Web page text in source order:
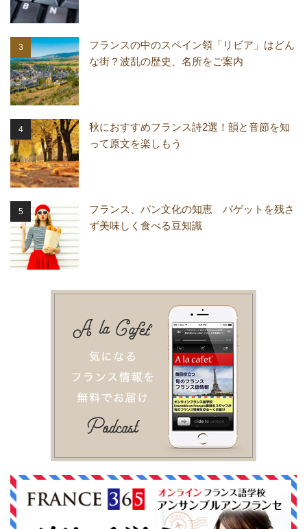
フランスの中のスペイン領「リビア」はどん
な街？波乱の歴史、名所をご案内
秋におすすめフランス詩2選！韻と音節を知
って原文を楽しもう
フランス、パン文化の知恵 バゲットを残さ
ず美味しく食べる豆知識